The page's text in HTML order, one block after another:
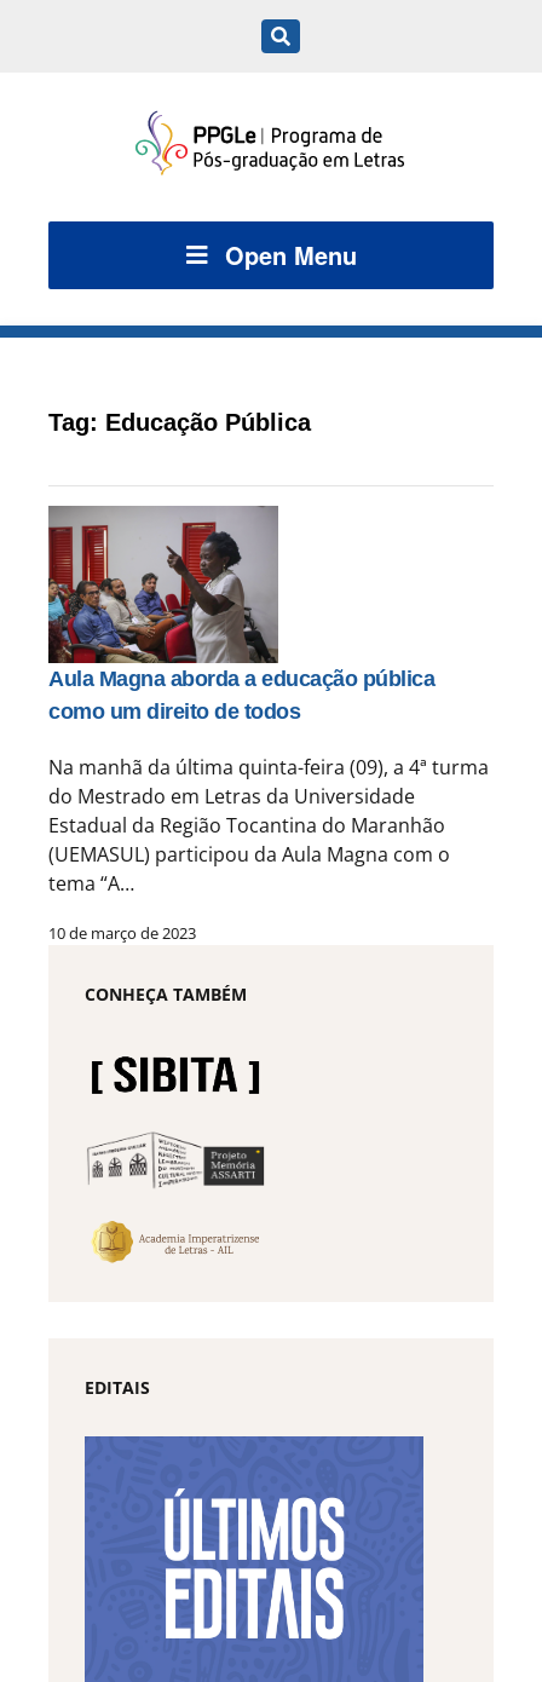
Open Menu
Tag: Educação Pública
Aula Magna aborda a educação pública
como um direito de todos
Na manhã da última quinta-feira (09), a 4ª turma
do Mestrado em Letras da Universidade
Estadual da Região Tocantina do Maranhão
(UEMASUL) participou da Aula Magna com o
tema “A…
10 de março de 2023
CONHEÇA TAMBÉM
EDITAIS